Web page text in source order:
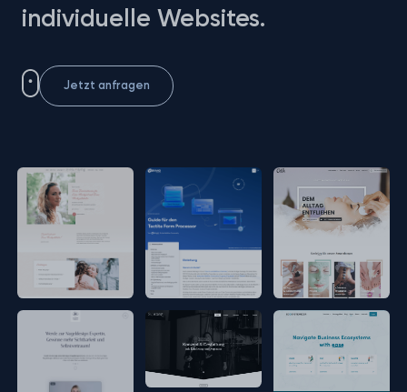
individuelle Websites.
Jetzt anfragen